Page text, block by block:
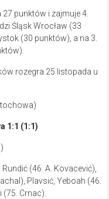
punktów i zajmuje 4.
Śląsk Wrocław (33
(30 punktów), a na 3.
rozegra 25 listopada u
1:1 (1:1)
(46. A. Kovacević),
Plavsić, Yeboah (46.
Crnac).